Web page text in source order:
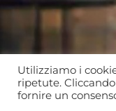
Utilizziamo i
ripetute.
fornire un